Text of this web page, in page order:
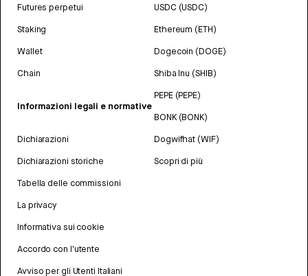
Futures perpetui
Staking
Wallet
Chain
Informazioni legali e normative
Dichiarazioni
Dichiarazioni storiche
Tabella delle commissioni
La privacy
Informativa sui cookie
Accordo con l'utente
Avviso per gli Utenti Italiani
USDC (USDC)
Ethereum (ETH)
Dogecoin (DOGE)
Shiba Inu (SHIB)
PEPE (PEPE)
BONK (BONK)
Dogwifhat (WIF)
Scopri di più